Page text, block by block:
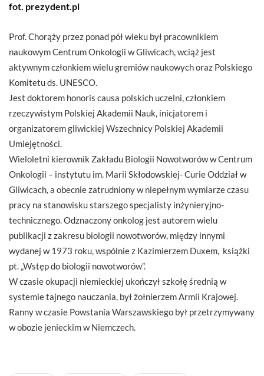
fot. prezydent.pl
Prof. Chorąży przez ponad pół wieku był pracownikiem
naukowym Centrum Onkologii w Gliwicach, wciąż jest
aktywnym członkiem wielu gremiów naukowych oraz Polskiego
Komitetu ds. UNESCO.
Jest doktorem honoris causa polskich uczelni, członkiem
rzeczywistym Polskiej Akademii Nauk, inicjatorem i
organizatorem gliwickiej Wszechnicy Polskiej Akademii
Umiejętności.
Wieloletni kierownik Zakładu Biologii Nowotworów w Centrum
Onkologii – instytutu im. Marii Skłodowskiej- Curie Oddział w
Gliwicach, a obecnie zatrudniony w niepełnym wymiarze czasu
pracy na stanowisku starszego specjalisty inżynieryjno-
technicznego. Odznaczony onkolog jest autorem wielu
publikacji z zakresu biologii nowotworów, między innymi
wydanej w 1973 roku, wspólnie z Kazimierzem Duxem, książki
pt. „Wstęp do biologii nowotworów”.
W czasie okupacji niemieckiej ukończył szkołę średnią w
systemie tajnego nauczania, był żołnierzem Armii Krajowej.
Ranny w czasie Powstania Warszawskiego był przetrzymywany
w obozie jenieckim w Niemczech.